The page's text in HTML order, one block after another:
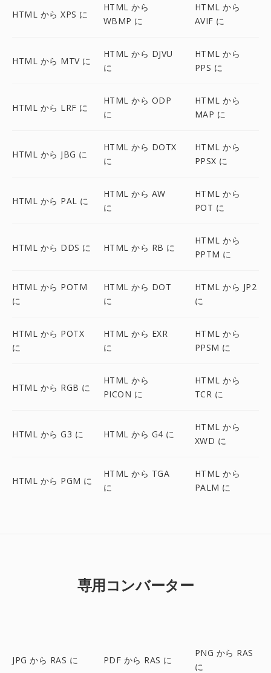
HTML から XPS に
HTML から
WBMP に
HTML から
AVIF に
HTML から MTV に
HTML から DJVU
に
HTML から
PPS に
HTML から LRF に
HTML から ODP
に
HTML から
MAP に
HTML から JBG に
HTML から DOTX
に
HTML から
PPSX に
HTML から PAL に
HTML から AW
に
HTML から
POT に
HTML から DDS に HTML から RB に
HTML から
PPTM に
HTML から POTM
に
HTML から DOT
に
HTML から JP2
に
HTML から POTX
に
HTML から EXR
に
HTML から
PPSM に
HTML から RGB に
HTML から
PICON に
HTML から
TCR に
HTML から G3 に HTML から G4 に
HTML から
XWD に
HTML から PGM に
HTML から TGA
に
HTML から
PALM に
専用コンバーター
JPG から RAS に PDF から RAS に
PNG から RAS
に